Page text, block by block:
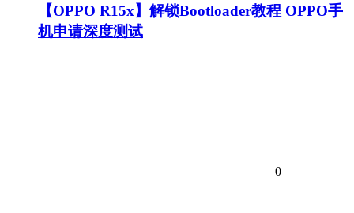
【OPPO R15x】解锁Bootloader教程 OPPO手
机申请深度测试
0